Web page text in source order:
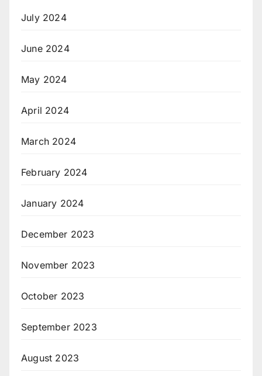
July 2024
June 2024
May 2024
April 2024
March 2024
February 2024
January 2024
December 2023
November 2023
October 2023
September 2023
August 2023